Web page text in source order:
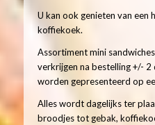
U kan ook genieten van een
koffiekoek.
Assortiment mini
verkrijgen na bestelling +/-
worden gepresenteerd op
Alles wordt dagelijks ter
broodjes tot gebak,